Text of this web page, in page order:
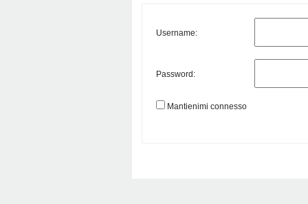
Username:
Password:
Mantienimi connesso